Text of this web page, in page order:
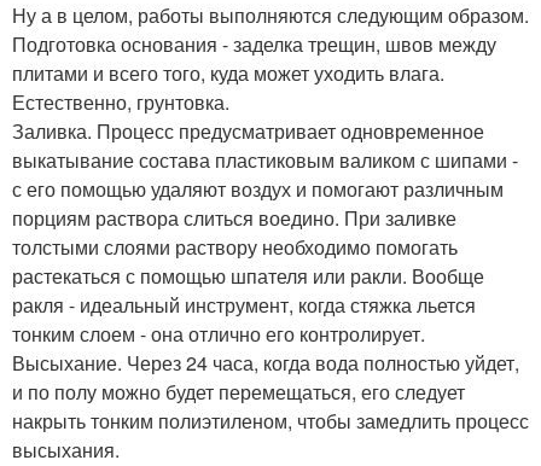
Ну а в целом, работы выполняются следующим образом.
Подготовка основания - заделка трещин, швов между
плитами и всего того, куда может уходить влага.
Естественно, грунтовка.
Заливка. Процесс предусматривает одновременное
выкатывание состава пластиковым валиком с шипами -
с его помощью удаляют воздух и помогают различным
порциям раствора слиться воедино. При заливке
толстыми слоями раствору необходимо помогать
растекаться с помощью шпателя или ракли. Вообще
ракля - идеальный инструмент, когда стяжка льется
тонким слоем - она отлично его контролирует.
Высыхание. Через 24 часа, когда вода полностью уйдет,
и по полу можно будет перемещаться, его следует
накрыть тонким полиэтиленом, чтобы замедлить процесс
высыхания.